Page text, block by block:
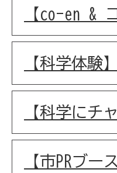
【co-en &
【科学体験
【科学にチ
【市PRブー